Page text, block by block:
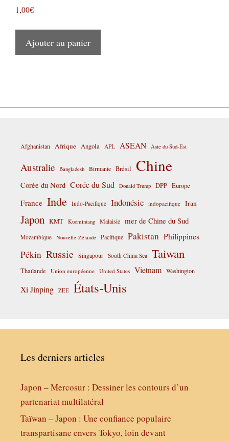
1,00€
Ajouter au panier
Afghanistan Afrique Angola APL ASEAN Asie du Sud-Est
Australie Bangladesh Birmanie Brésil Chine
Corée du Nord Corée du Sud Donald Trump DPP Europe
France Inde Indo-Pacifique Indonésie indopacifique Iran
Japon KMT Kuomintang Malaisie mer de Chine du Sud
Mozambique Nouvelle-Zélande Pacifique Pakistan Philippines
Pékin Russie Singapour South China Sea Taiwan
Thaïlande Union européenne United States Vietnam Washington
Xi Jinping ZEE États-Unis
Les derniers articles
Japon – Mercosur : Dessiner les contours d’un
partenariat multilatéral
Taïwan – Japon : Une confiance populaire
transpartisane envers Tokyo, loin devant